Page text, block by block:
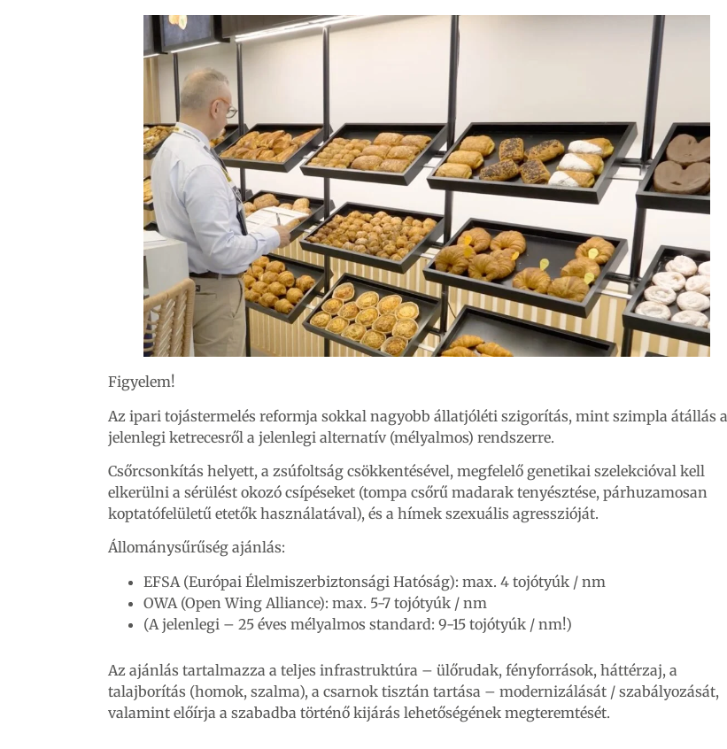
Figyelem!
Az ipari tojástermelés reformja sokkal nagyobb állatjóléti szigorítás, mint szimpla átállás a
jelenlegi ketrecesről a jelenlegi alternatív (mélyalmos) rendszerre.
Csőrcsonkítás helyett, a zsúfoltság csökkentésével, megfelelő genetikai szelekcióval kell
elkerülni a sérülést okozó csípéseket (tompa csőrű madarak tenyésztése, párhuzamosan
koptatófelületű etetők használatával), és a hímek szexuális agresszióját.
Állománysűrűség ajánlás:
EFSA (Európai Élelmiszerbiztonsági Hatóság): max. 4 tojótyúk / nm
OWA (Open Wing Alliance): max. 5-7 tojótyúk / nm
(A jelenlegi – 25 éves mélyalmos standard: 9-15 tojótyúk / nm!)
Az ajánlás tartalmazza a teljes infrastruktúra – ülőrudak, fényforrások, háttérzaj, a
talajborítás (homok, szalma), a csarnok tisztán tartása – modernizálását / szabályozását,
valamint előírja a szabadba történő kijárás lehetőségének megteremtését.